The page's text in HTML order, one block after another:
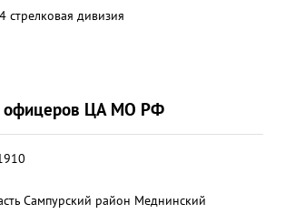
стрелковая дивизия
офицеров ЦА МО РФ
Сампурский район Меднинский